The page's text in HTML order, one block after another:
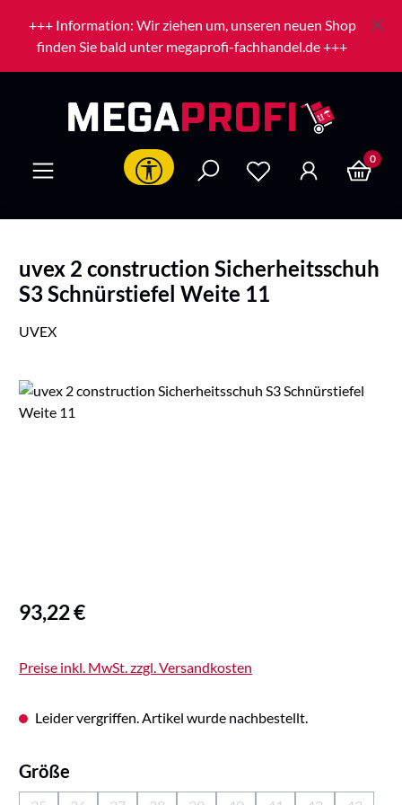
Zum Hauptinhalt springen
+++ Information: Wir ziehen um, unseren neuen Shop
finden Sie bald unter megaprofi-fachhandel.de +++
Werkzeugleiste anzeigen 0
uvex 2 construction Sicherheitsschuh
S3 Schnürstiefel Weite 11
UVEX
Bildergalerie überspringen
Regulärer Preis:
93,22 €
Preise inkl. MwSt. zzgl. Versandkosten
Leider vergriffen. Artikel wurde nachbestellt.
Größe